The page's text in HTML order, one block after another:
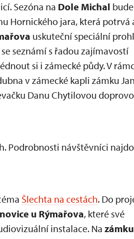
Sezóna na Dole Michal bude
Hornického jara, která potrvá
uskuteční speciální
seznámí s řadou zajímavostí
si i zámecké půdy. V
v zámecké kapli zámku
Danu Chytilovou
Podrobnosti návštěvníci
Šlechta na cestách. Do
u Rýmařova, které své
instalace. Na